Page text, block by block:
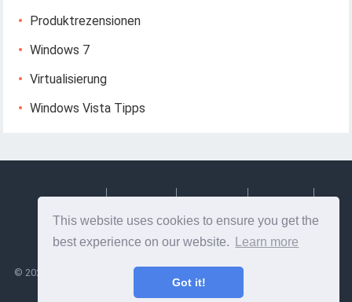
This website uses cookies to ensure you get the
best experience on our website.
Learn more
Got it!
Produktrezensionen
Windows 7
Virtualisierung
Windows Vista Tipps
© 2026 Lesptitesaffairesdemayl
- Tipps und nützliche Informationen zu
Webdesign und Webentwicklung!